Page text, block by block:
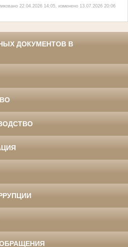
22.04.2026 14:05, изменено 13.07.2026 20:06
ДОКУМЕНТОВ В